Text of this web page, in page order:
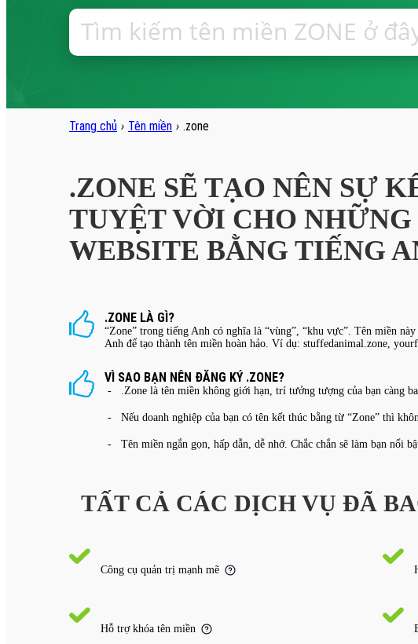
Trang chủ › Tên miền › .zone
.ZONE SẼ TẠO NÊN SỰ
TUYỆT VỜI CHO
WEBSITE BẰNG TIẾNG
.ZONE LÀ GÌ?
“Zone” trong tiếng Anh có nghĩa là “vùng”, “khu vực”. Tên miền
Anh để tạo thành tên miền hoàn hảo. Ví dụ: stuffedanimal.zone,
VÌ SAO BẠN NÊN ĐĂNG KÝ .ZONE?
- .Zone là tên miền không giới hạn, trí tưởng tượng của bạn càng
- Nếu doanh nghiệp của bạn có tên kết thúc bằng từ “Zone” thì
- Tên miền ngắn gọn, hấp dẫn, dễ nhớ. Chắc chắn sẽ làm bạn nổi
TẤT CẢ CÁC DỊCH VỤ ĐÃ
Công cụ quản trị mạnh mẽ
Hỗ trợ khóa tên miền